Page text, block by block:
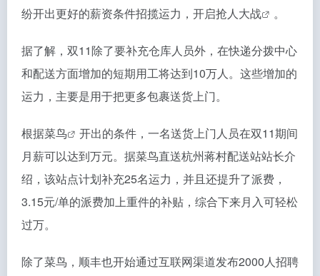
纷开出更好的薪资条件招揽运力，开启抢人大战 。
据了解，双11除了要补充仓库人员外，在快递分拨中心
和配送方面增加的短期用工将达到10万人。这些增加的
运力，主要是用于把更多包裹送货上门。
根据菜鸟
开出的条件，一名送货上门人员在双11期间
月薪可以达到万元。据菜鸟直送杭州蒋村配送站站长介
绍，该站点计划补充25名运力，并且还提升了派费，
3.15元/单的派费加上重件的补贴，综合下来月入可轻松
过万。
除了菜鸟，顺丰也开始通过互联网渠道发布2000人招聘